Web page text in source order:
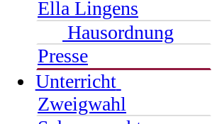
Ella Lingens
Hausordnung
Presse
Unterricht
Zweigwahl